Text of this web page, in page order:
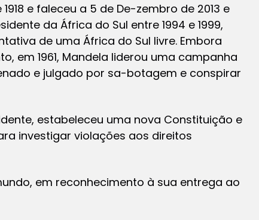
e faleceu a 5 de De-zembro de 2013 e
da África do Sul entre 1994 e 1999,
de uma África do Sul livre. Embora
em 1961, Mandela liderou uma campanha
e julgado por sa-botagem e conspirar
estabeleceu uma nova Constituição e
investigar violações aos direitos
em reconhecimento à sua entrega ao